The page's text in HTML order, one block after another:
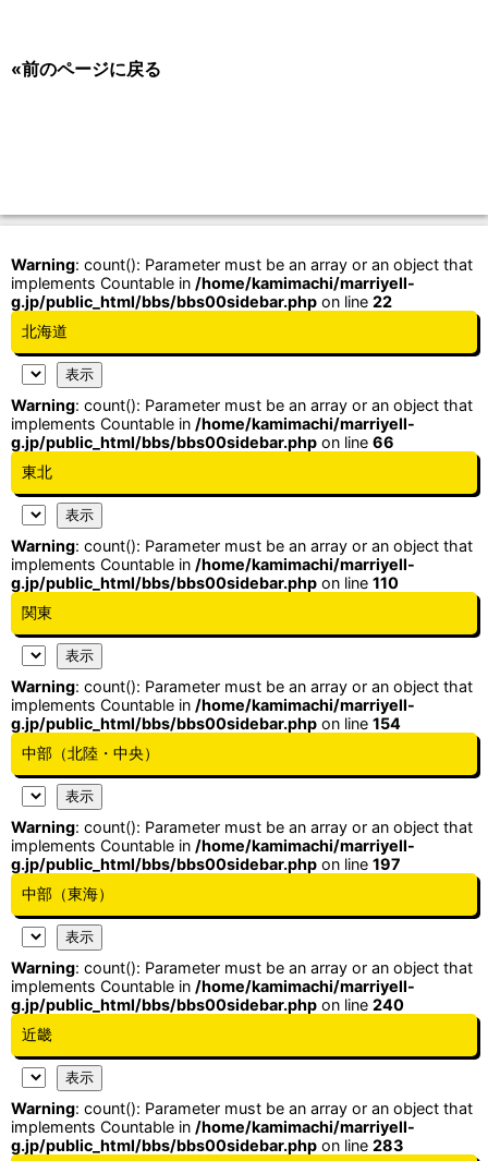
«前のページに戻る
Warning: count(): Parameter must be an array or an object that
implements Countable in /home/kamimachi/marriyell-
g.jp/public_html/bbs/bbs00sidebar.php on line 22
北海道
Warning: count(): Parameter must be an array or an object that
implements Countable in /home/kamimachi/marriyell-
g.jp/public_html/bbs/bbs00sidebar.php on line 66
東北
Warning: count(): Parameter must be an array or an object that
implements Countable in /home/kamimachi/marriyell-
g.jp/public_html/bbs/bbs00sidebar.php on line 110
関東
Warning: count(): Parameter must be an array or an object that
implements Countable in /home/kamimachi/marriyell-
g.jp/public_html/bbs/bbs00sidebar.php on line 154
中部（北陸・中央）
Warning: count(): Parameter must be an array or an object that
implements Countable in /home/kamimachi/marriyell-
g.jp/public_html/bbs/bbs00sidebar.php on line 197
中部（東海）
Warning: count(): Parameter must be an array or an object that
implements Countable in /home/kamimachi/marriyell-
g.jp/public_html/bbs/bbs00sidebar.php on line 240
近畿
Warning: count(): Parameter must be an array or an object that
implements Countable in /home/kamimachi/marriyell-
g.jp/public_html/bbs/bbs00sidebar.php on line 283